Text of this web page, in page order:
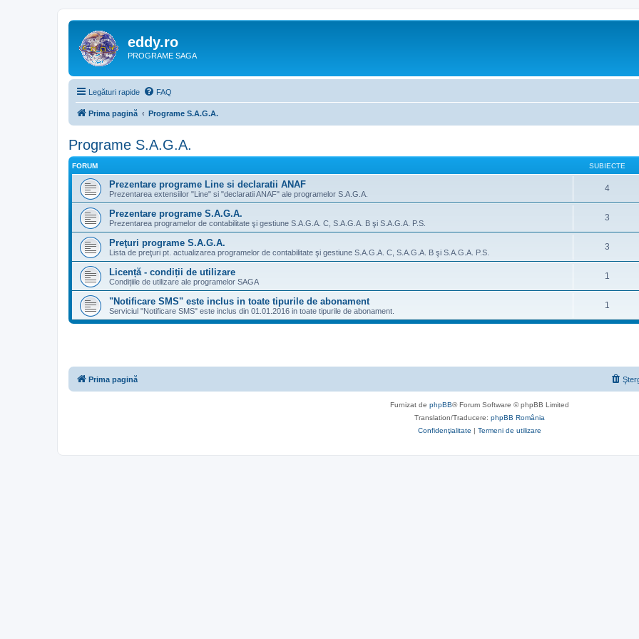
eddy.ro
PROGRAME SAGA
Legături rapide FAQ
Prima pagină Programe S.A.G.A.
Programe S.A.G.A.
FORUM SUBIECTE
Prezentare programe Line si declaratii ANAF
Prezentarea extensiilor "Line" si "declaratii ANAF" ale programelor S.A.G.A.
4
Prezentare programe S.A.G.A.
Prezentarea programelor de contabilitate şi gestiune S.A.G.A. C, S.A.G.A. B şi S.A.G.A. P.S.
3
Preţuri programe S.A.G.A.
Lista de preţuri pt. actualizarea programelor de contabilitate şi gestiune S.A.G.A. C, S.A.G.A. B şi S.A.G.A. P.S.
3
Licență - condiții de utilizare
Condițiile de utilizare ale programelor SAGA
1
"Notificare SMS" este inclus in toate tipurile de abonament
Serviciul "Notificare SMS" este inclus din 01.01.2016 in toate tipurile de abonament.
1
Prima pagină
Furnizat de phpBB® Forum Software © phpBB Limited
Translation/Traducere: phpBB România
Confidenţialitate | Termeni de utilizare